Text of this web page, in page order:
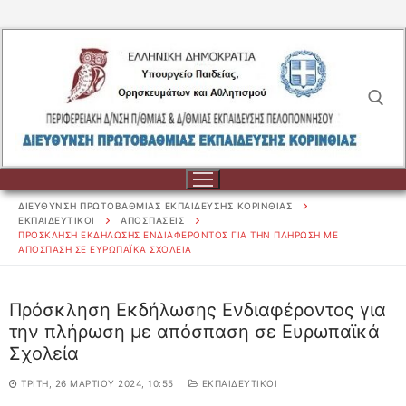
περιεχόμενο
Αναζήτηση για:
ΔΙΟΙΚΗΣΗ
ΣΧΟΛΕΙΑ
ΔΙΕΥΘΥΝΣΗ ΠΡΩΤΟΒΑΘΜΙΑΣ ΕΚΠΑΙΔΕΥΣΗΣ ΚΟΡΙΝΘΙΑΣ
ΕΚΠΑΙΔΕΥΤΙΚΟΙ
ΑΠΟΣΠΑΣΕΙΣ
ΠΡΌΣΚΛΗΣΗ ΕΚΔΉΛΩΣΗΣ ΕΝΔΙΑΦΈΡΟΝΤΟΣ ΓΙΑ ΤΗΝ ΠΛΉΡΩΣΗ ΜΕ
ΑΠΌΣΠΑΣΗ ΣΕ ΕΥΡΩΠΑΪΚΆ ΣΧΟΛΕΊΑ
Πρόσκληση Εκδήλωσης Ενδιαφέροντος για
την πλήρωση με απόσπαση σε Ευρωπαϊκά
Σχολεία
ΤΡΊΤΗ, 26 ΜΑΡΤΊΟΥ 2024, 10:55 ΕΚΠΑΙΔΕΥΤΙΚΟΙ